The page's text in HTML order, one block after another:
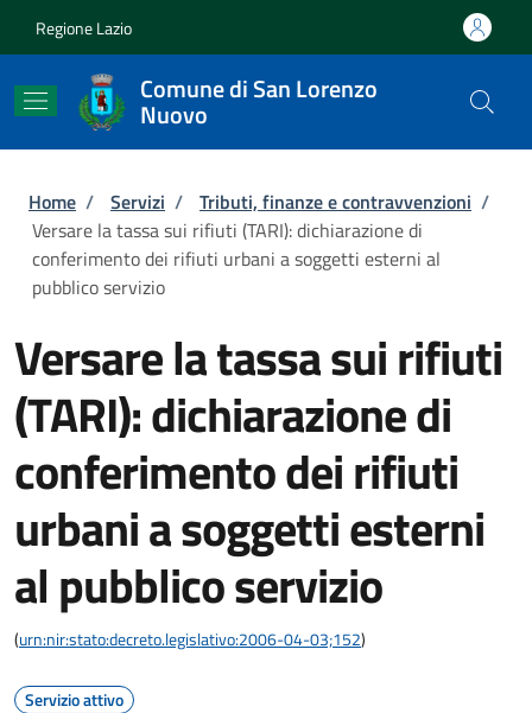
Regione Lazio
Comune di San Lorenzo
Nuovo
Briciole di pane
Home / Servizi / Tributi, finanze e contravvenzioni /
Versare la tassa sui rifiuti (TARI): dichiarazione di
conferimento dei rifiuti urbani a soggetti esterni al
pubblico servizio
Versare la tassa sui rifiuti
(TARI): dichiarazione di
conferimento dei rifiuti
urbani a soggetti esterni
al pubblico servizio
(urn:nir:stato:decreto.legislativo:2006-04-03;152)
Servizio attivo